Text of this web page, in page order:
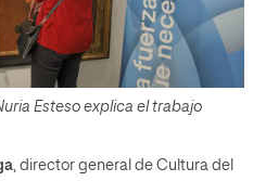
Esteso explica el trabajo
, director general de Cultura del